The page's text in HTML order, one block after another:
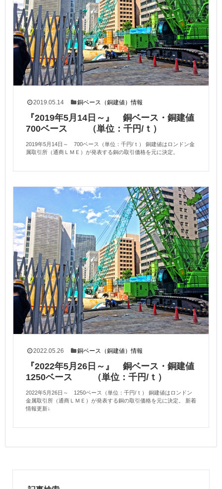
2019.05.14 銅ベース（銅建値）情報
『2019年5月14日～』 銅ベース・銅建値
700ベース （単位：千円/ｔ）
2019年5月14日～ 700ベース（単位：千円/ｔ） 銅建値はロンドン金
属取引所（通商ＬＭＥ）が発表する銅の取引価格を元に決定。
2022.05.26 銅ベース（銅建値）情報
『2022年5月26日～』 銅ベース・銅建値
1250ベース （単位：千円/ｔ）
2022年5月26日～ 1250ベース（単位：千円/ｔ） 銅建値はロンドン
金属取引所（通商ＬＭＥ）が発表する銅の取引価格を元に決定。 新着
情報更新↓